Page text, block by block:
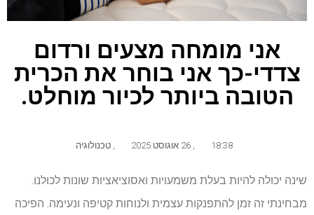
אני מומחה מצעים ורדום
צדדי-כך אני בוחר את הכרית
הטובה ביותר לכיור מוחלט.
18:38 טכנולוגיה
שינה יכולה להיות בעלת משמעויות ואסוציאציות שונות לכולנו.
מבחינתי זה זמן להתפנקות עצמית ולנוחות קטיפה ונעימה. הפיכה